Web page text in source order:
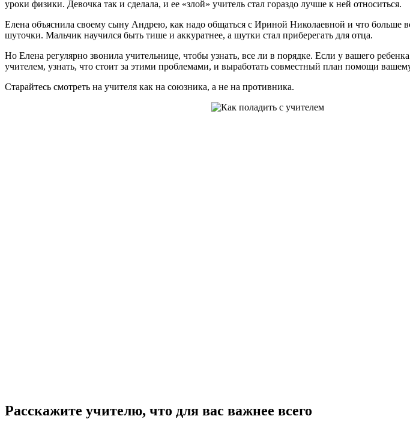
уроки физики. Девочка так и сделала, и ее «злой» учитель стал гораздо лучше к ней относиться.
Елена объяснила своему сыну Андрею, как надо общаться с Ириной Николаевной и что больше
шуточки. Мальчик научился быть тише и аккуратнее, а шутки стал приберегать для отца.
Но Елена регулярно звонила учительнице, чтобы узнать, все ли в порядке. Если у вашего
учителем, узнать, что стоит за этими проблемами, и выработать совместный план помощи
Старайтесь смотреть на учителя как на союзника, а не на противника.
Расскажите учителю, что для вас важнее всего